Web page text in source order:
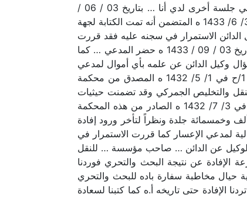
استكمال جهات التنفيذ البحث والتحري عن مدعي الإعسار فقد قررت الاستمرار في إيقاف المدعى عليه مدة شهرين وفي جلسة أخرى لدي أنا … بتاريخ 03 / 06 /
1433 ه حضر المدعي كما حضر وكيل الدائن … وقد وردنا خطاب سعادة مدير سجن القطيف رقم 9/ 4645 / 21 / 3 في 3/ 6/ 1433 ه المتضمن أنه تمت الكتابة لجهة
الدائن الاستمرار في سجنه عليه فقد قررت
الاستمرار في إيقافه مدة ثلاثة أشهر وسيتم إبلاغ مدير السجن لمتابعة البحث عن أموال المدعى عليه وفي جلسة أخرى بتاريخ 03 / 09 / 1433 ه حضر المدعي … كما
وكيل الدائن عن علمه بأي أموال لمدعي
الإعسار قال لا أعلم عن أمواله وبتصفح المعاملة جرى الاطلاع على الصك الشرعي الصادر من هذه المحكمة برقم 13 / 1/ح في 1/ 5/ 1432 ه المصدق من محكمة
والتخليص الجمركي وقد تضمنت حيثيات
الحكم أن أقل أحوال المدعى عليه أنه فرط فيما أؤتمن عليه كما جرى الاطلاع على القرار الشرعي رقم 261 / 1/م 20 في 3/ 7/ 1432 ه الصادر من هذه المحكمة
وخمسمائة جلدة ونظراً لتأخر ورود إفادة
لمدعي الإعسار كما قررت الاستمرار في
الإعسار … كما حضر … بصفته الوكيل عن الدائن … صاحب مؤسسة … للنقل
قد كتبنا لسعادة مدير سجن محافظة القطيف بكتابنا رقم 331660135 في 5/ 9/ 1433 ه بسرعة الإفادة عن نتيجة البحث والتحري فوردنا
القنصلية حيال مخاطبة سفارة باده للبحث والتحري
باده بموجب كتاب سعادة وكيل إمارة المنطقة الشرقية رقم 61827 في 24 / 12 / 1432 ه ولم تردنا الإفادة حتى تاريخه أ.ه كما كتبنا لسعادة